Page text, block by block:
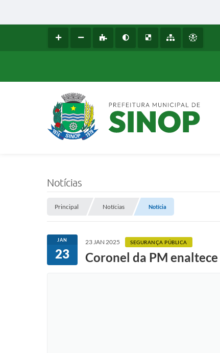
Notícias
Principal Notícias Notícia
JAN
23
23 JAN 2025 SEGURANÇA PÚBLICA
Coronel da PM